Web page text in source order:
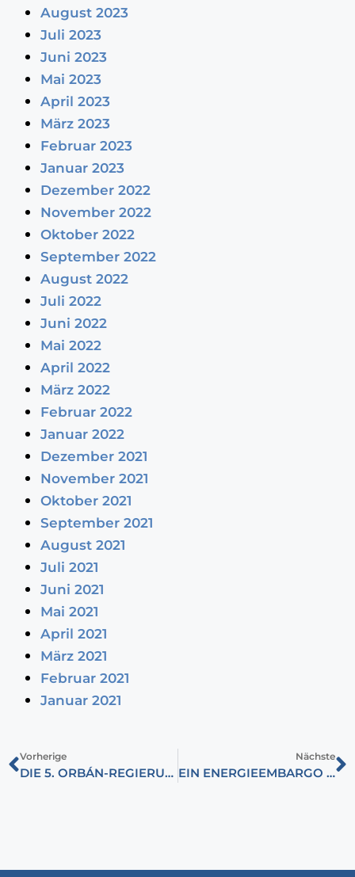
August 2023
Juli 2023
Juni 2023
Mai 2023
April 2023
März 2023
Februar 2023
Januar 2023
Dezember 2022
November 2022
Oktober 2022
September 2022
August 2022
Juli 2022
Juni 2022
Mai 2022
April 2022
März 2022
Februar 2022
Januar 2022
Dezember 2021
November 2021
Oktober 2021
September 2021
August 2021
Juli 2021
Juni 2021
Mai 2021
April 2021
März 2021
Februar 2021
Januar 2021
Vorherige
DIE 5. ORBÁN-REGIERUNG
Nächste
EIN ENERGIEEMBARGO UM JEDEN PREIS?